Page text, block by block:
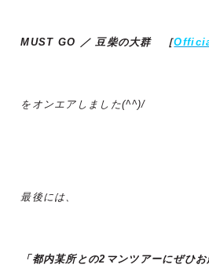
MUST GO ／ 豆柴の大群 ［
をオンエアしました(^^)/
最後には、
「都内某所との2マンツアーにぜひ